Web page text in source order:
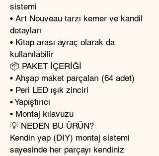
sistemi
• Art Nouveau tarzı kemer ve kandil
detayları
• Kitap arası ayraç olarak da
kullanılabilir
📦 PAKET İÇERİĞİ
• Ahşap maket parçaları (64 adet)
• Peri LED ışık zinciri
• Yapıştırıcı
• Montaj kılavuzu
💡 NEDEN BU ÜRÜN?
Kendin yap (DIY) montaj sistemi
sayesinde her parçayı kendiniz